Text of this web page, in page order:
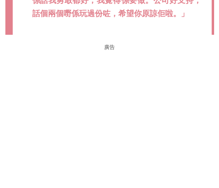
話個兩個嘢係玩過份咗，希望你原諒佢啦。」
廣告